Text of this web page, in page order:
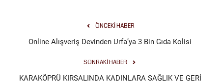
ÖNCEKI HABER
Online Alışveriş Devinden Urfa’ya 3 Bin Gıda Kolisi
SONRAKI HABER
KARAKÖPRÜ KIRSALINDA KADINLARA SAĞLIK VE GERİ